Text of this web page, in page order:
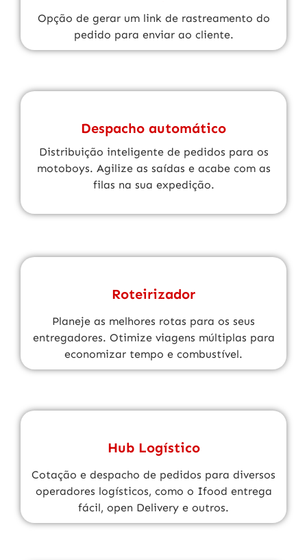
Opção de gerar um link de rastreamento do
pedido para enviar ao cliente.
Despacho automático
Distribuição inteligente de pedidos para os
motoboys. Agilize as saídas e acabe com as
filas na sua expedição.
Roteirizador
Planeje as melhores rotas para os seus
entregadores. Otimize viagens múltiplas para
economizar tempo e combustível.
Hub Logístico
Cotação e despacho de pedidos para diversos
operadores logísticos, como o Ifood entrega
fácil, open Delivery e outros.